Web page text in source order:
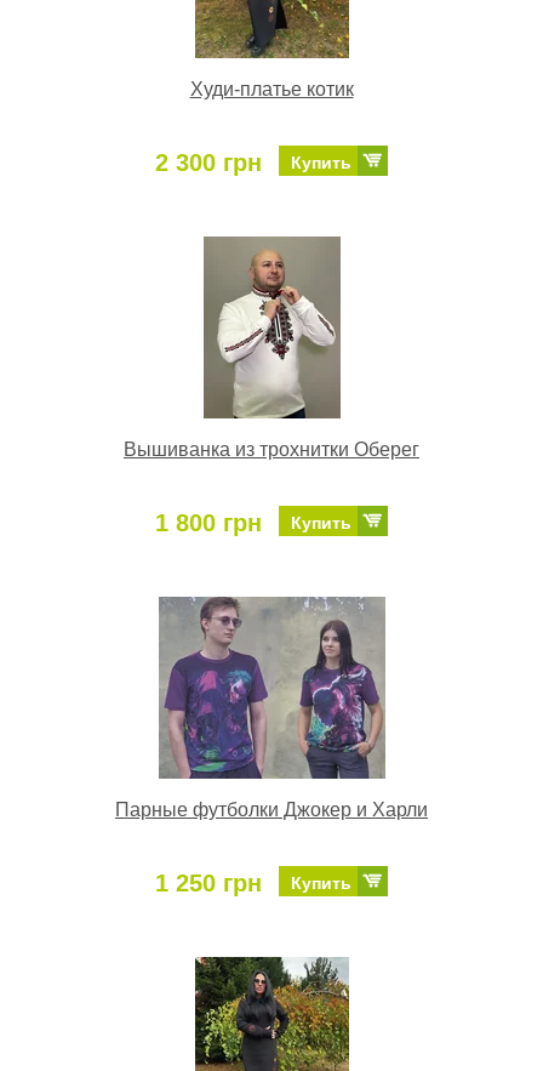
Худи-платье котик
2 300 грн Купить
Вышиванка из трохнитки Оберег
1 800 грн Купить
Парные футболки Джокер и Харли
1 250 грн Купить